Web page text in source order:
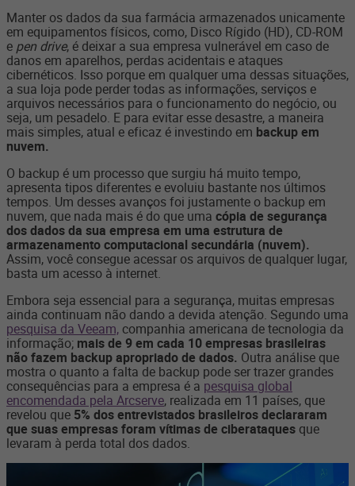
Manter os dados da sua farmácia armazenados unicamente
em equipamentos físicos, como, Disco Rígido (HD), CD-ROM
e pen drive, é deixar a sua empresa vulnerável em caso de
danos em aparelhos, perdas acidentais e ataques
cibernéticos. Isso porque em qualquer uma dessas situações,
a sua loja pode perder todas as informações, serviços e
arquivos necessários para o funcionamento do negócio, ou
seja, um pesadelo. E para evitar esse desastre, a maneira
mais simples, atual e eficaz é investindo em backup em
nuvem.
O backup é um processo que surgiu há muito tempo,
apresenta tipos diferentes e evoluiu bastante nos últimos
tempos. Um desses avanços foi justamente o backup em
nuvem, que nada mais é do que uma cópia de segurança
dos dados da sua empresa em uma estrutura de
armazenamento computacional secundária (nuvem).
Assim, você consegue acessar os arquivos de qualquer lugar,
basta um acesso à internet.
Embora seja essencial para a segurança, muitas empresas
ainda continuam não dando a devida atenção. Segundo uma
pesquisa da Veeam, companhia americana de tecnologia da
informação; mais de 9 em cada 10 empresas brasileiras
não fazem backup apropriado de dados. Outra análise que
mostra o quanto a falta de backup pode ser trazer grandes
consequências para a empresa é a pesquisa global
encomendada pela Arcserve, realizada em 11 países, que
revelou que 5% dos entrevistados brasileiros declararam
que suas empresas foram vítimas de ciberataques que
levaram à perda total dos dados.